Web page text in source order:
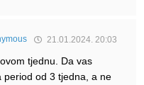
21.01.2024. 20:03
tjednu. Da vas
period od 3 tjedna, a ne